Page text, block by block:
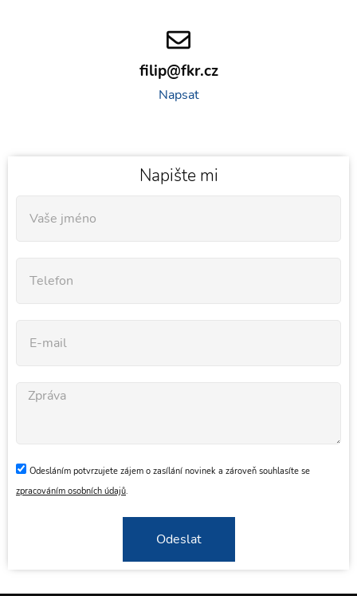
filip@fkr.cz
Napsat
Napište mi
Odesláním potvrzujete zájem o zasílání novinek a zároveň souhlasíte se
zpracováním osobních údajů.
Odeslat